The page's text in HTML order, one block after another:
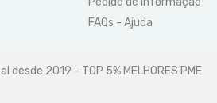
FAQs - Ajuda
desde 2019 - TOP 5% MELHORES PME